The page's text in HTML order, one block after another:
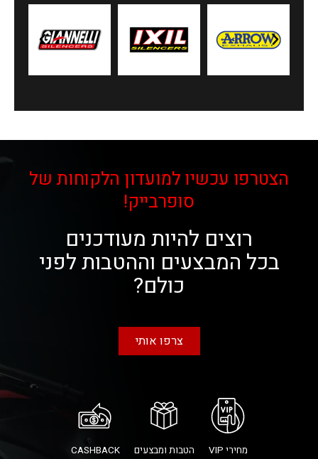
הצטרפו עכשיו למועדון הלקוחות של
סופרבייק!
רוצים להיות מעודכנים
בכל המבצעים וההטבות לפני
כולם?
צרפו אותי
מחירי VIP הטבות ומבצעים CASHBACK